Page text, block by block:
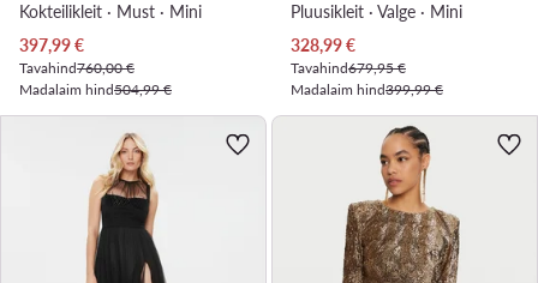
Kokteilikleit · Must · Mini
Praegune hind
397,99€
Tavahind760,00 €
Madalaim hind504,99 €
Pluusikleit · Valge · Mini
Praegune hind
328,99€
Tavahind679,95 €
Madalaim hind399,99 €